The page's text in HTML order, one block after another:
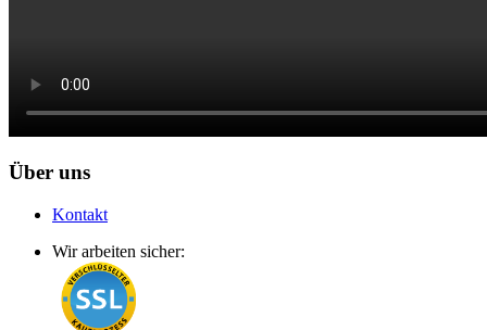
Über uns
Kontakt
Wir arbeiten sicher: